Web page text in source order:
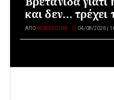
και δεν… τρέχει
ΑΠΌ NEWSROOM 04/08/2026 |